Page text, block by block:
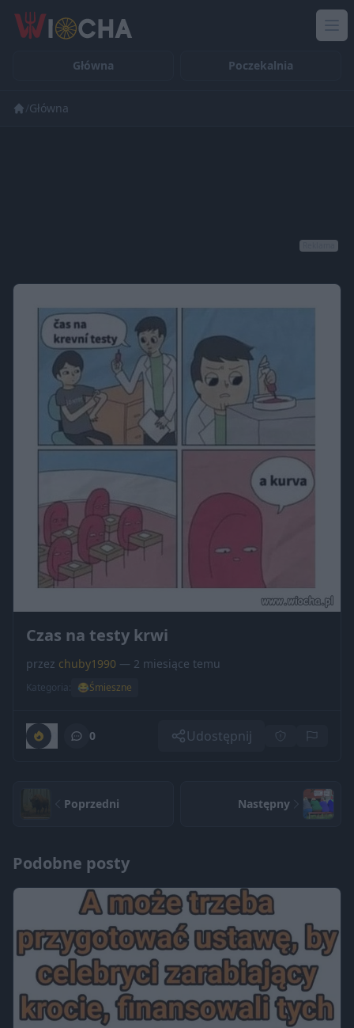
Główna Poczekalnia
/Główna
Czas na testy krwi
przez chuby1990 — 2 miesiące temu
Kategoria: 😂Śmieszne
0 Udostępnij
Poprzedni Następny
Podobne posty